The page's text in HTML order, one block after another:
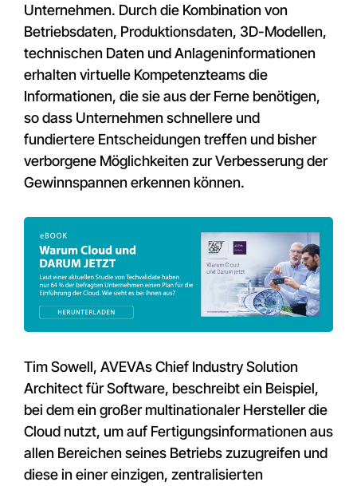
Unternehmen. Durch die Kombination von
Betriebsdaten, Produktionsdaten, 3D-Modellen,
technischen Daten und Anlageninformationen
erhalten virtuelle Kompetenzteams die
Informationen, die sie aus der Ferne benötigen,
so dass Unternehmen schnellere und
fundiertere Entscheidungen treffen und bisher
verborgene Möglichkeiten zur Verbesserung der
Gewinnspannen erkennen können.
Tim Sowell, AVEVAs Chief Industry Solution
Architect für Software, beschreibt ein Beispiel,
bei dem ein großer multinationaler Hersteller die
Cloud nutzt, um auf Fertigungsinformationen aus
allen Bereichen seines Betriebs zuzugreifen und
diese in einer einzigen, zentralisierten